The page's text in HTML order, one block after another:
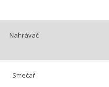
Nahrávač
Smečař